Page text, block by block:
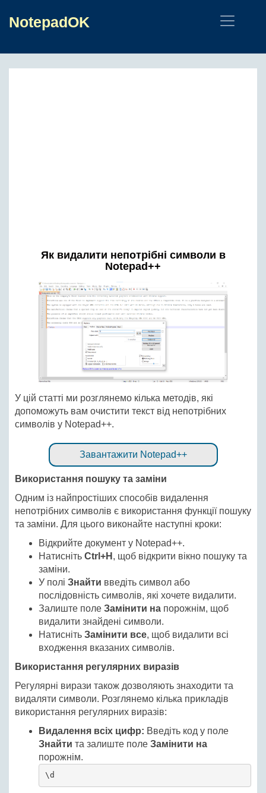
NotepadOK
Як видалити непотрібні символи в
Notepad++
У цій статті ми розглянемо кілька методів, які
допоможуть вам очистити текст від непотрібних
символів у Notepad++.
Завантажити Notepad++
Використання пошуку та заміни
Одним із найпростіших способів видалення
непотрібних символів є використання функції пошуку
та заміни. Для цього виконайте наступні кроки:
Відкрийте документ у Notepad++.
Натисніть Ctrl+H , щоб відкрити вікно пошуку та
заміни.
У полі Знайти введіть символ або
послідовність символів, які хочете видалити.
Залиште поле Замінити на порожнім, щоб
видалити знайдені символи.
Натисніть Замінити все, щоб видалити всі
входження вказаних символів.
Використання регулярних виразів
Регулярні вирази також дозволяють знаходити та
видаляти символи. Розглянемо кілька прикладів
використання регулярних виразів:
Видалення всіх цифр: Введіть код у поле
Знайти та залиште поле Замінити на
порожнім.
\d